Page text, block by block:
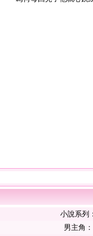
小說系列：
男主角：